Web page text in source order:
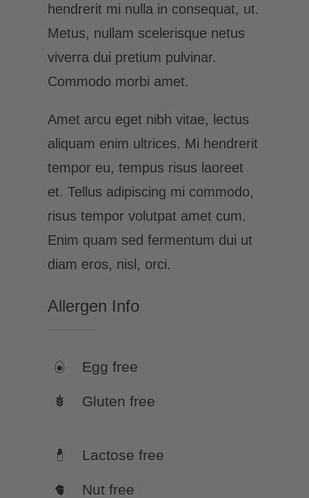
hendrerit mi nulla in consequat, ut.
Metus, nullam scelerisque netus
viverra dui pretium pulvinar.
Commodo morbi amet.
Amet arcu eget nibh vitae, lectus
aliquam enim ultrices. Mi hendrerit
tempor eu, tempus risus laoreet
et. Tellus adipiscing mi commodo,
risus tempor volutpat amet cum.
Enim quam sed fermentum dui ut
diam eros, nisl, orci.
Allergen Info
Egg free
Gluten free
Lactose free
Nut free